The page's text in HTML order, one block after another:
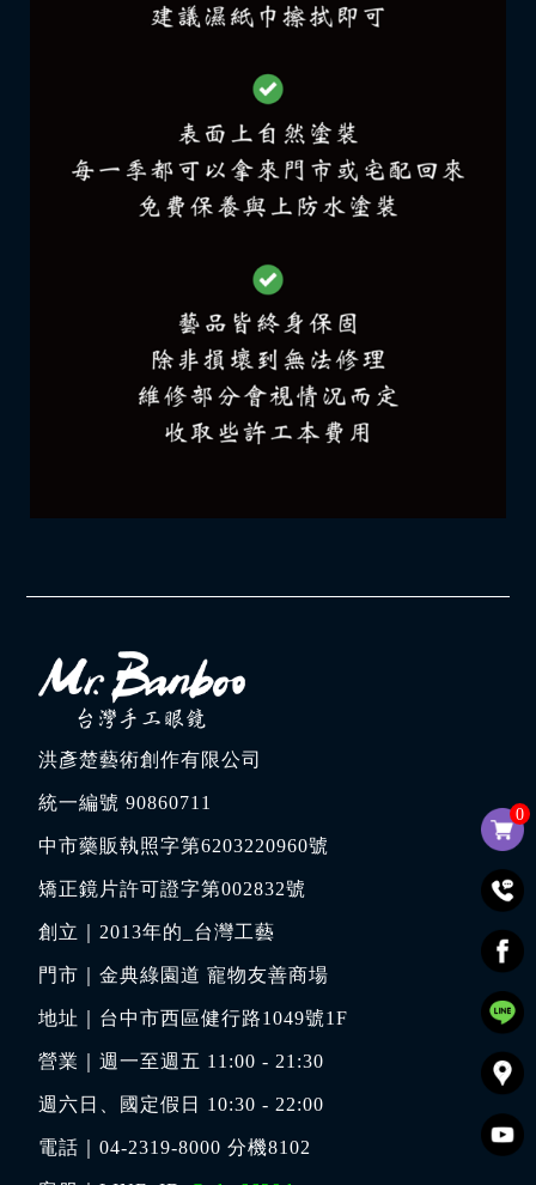
0
洪彥楚藝術創作有限公司
統一編號 90860711
中市藥販執照字第6203220960號
矯正鏡片許可證字第002832號
創立｜2013年的_台灣工藝
門市｜金典綠園道 寵物友善商場
地址｜ 台中市西區健行路1049號1F
營業｜週一至週五 11:00 - 21:30
週六日、國定假日 10:30 - 22:00
電話｜04-2319-8000 分機8102